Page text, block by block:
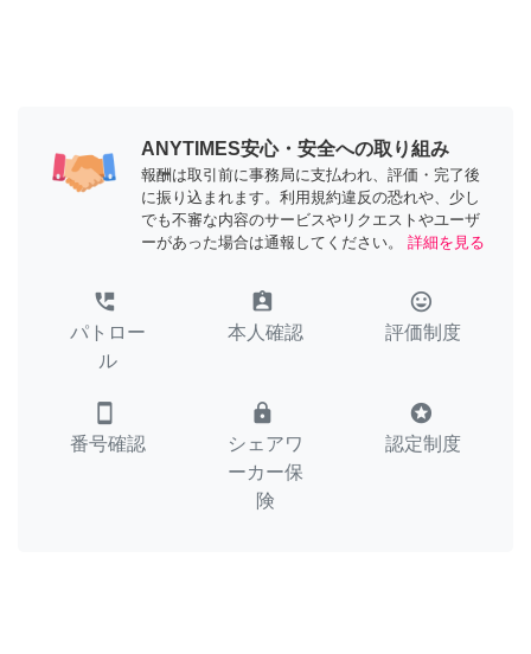
ANYTIMES安心・安全への取り組み
報酬は取引前に事務局に支払われ、評価・完了後
に振り込まれます。利用規約違反の恐れや、少し
でも不審な内容のサービスやリクエストやユーザ
ーがあった場合は通報してください。
詳細を見る
perm_phone_msg
パトロー
ル
assignment_ind
本人確認
tag_faces
評価制度
smartphone
番号確認
lock
シェアワ
ーカー保
険
stars
認定制度